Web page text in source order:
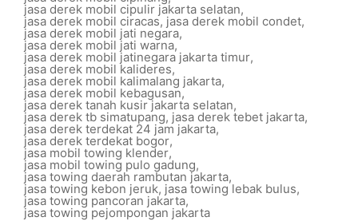
jasa derek mobil cipulir jakarta selatan,
jasa derek mobil ciracas, jasa derek mobil condet,
jasa derek mobil jati negara,
jasa derek mobil jati warna,
jasa derek mobil jatinegara jakarta timur,
jasa derek mobil kalideres,
jasa derek mobil kalimalang jakarta,
jasa derek mobil kebagusan,
jasa derek tanah kusir jakarta selatan,
jasa derek tb simatupang, jasa derek tebet jakarta,
jasa derek terdekat 24 jam jakarta,
jasa derek terdekat bogor,
jasa mobil towing klender,
jasa mobil towing pulo gadung,
jasa towing daerah rambutan jakarta,
jasa towing kebon jeruk, jasa towing lebak bulus,
jasa towing pancoran jakarta,
jasa towing pejompongan jakarta